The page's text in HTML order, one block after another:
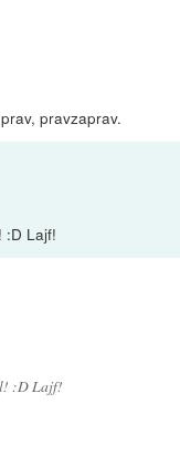
pravzaprav.
:D Lajf!
:D Lajf!